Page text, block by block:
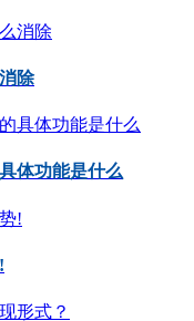
除
体功能是什么